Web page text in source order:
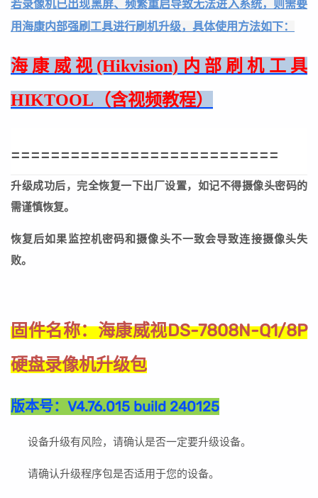
若录像机已出现黑屏、频繁重启导致无法进入系统，则需要
用海康内部强刷工具进行刷机升级，具体使用方法如下：
海康威视(Hikvision)内部刷机工具
HIKTOOL（含视频教程）
===========================
升级成功后，完全恢复一下出厂设置，如记不得摄像头密码的
需谨慎恢复。
恢复后如果监控机密码和摄像头不一致会导致连接摄像头失
败。
固件名称：海康威视DS-7808N-Q1/8P
硬盘录像机升级包
版本号： V4.76.015 build 240125
设备升级有风险，请确认是否一定要升级设备。
请确认升级程序包是否适用于您的设备。